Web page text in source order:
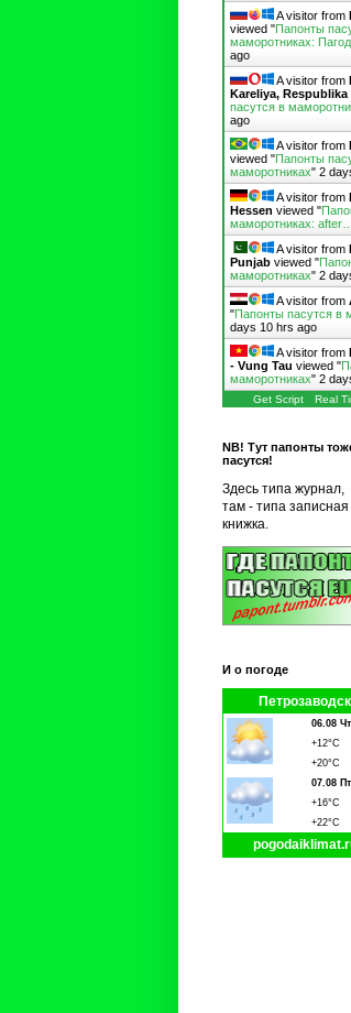
A visitor from
viewed "Папонты
маморотниках:
ago
A visitor from
Kareliya, Respublika
пасутся в
ago
A visitor from
viewed "Папонты
маморотниках" 2
A visitor from
Hessen viewed "
маморотниках: after…
A visitor from
Punjab viewed "
маморотниках" 2
A visitor from
"Папонты пасутся в
days 10 hrs ago
A visitor from
- Vung Tau viewed "
маморотниках" 2
Get Script Real
NB! Тут папонты
пасутся!
Здесь типа журнал,
там - типа записная
книжка.
И о погоде
Петрозаводск
06.08 Чт
+12°C
+20°C
07.08 Пт
+16°C
+22°C